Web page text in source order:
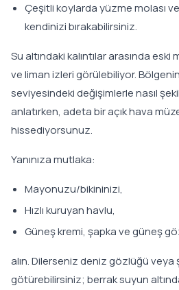
Çeşitli koylarda yüzme molası
kendinizi bırakabilirsiniz.
Su altındaki kalıntılar arasında
ve liman izleri görülebiliyor.
seviyesindeki değişimlerle nasıl
anlatırken, adeta bir açık hava
hissediyorsunuz.
Yanınıza mutlaka:
Mayonuzu/bikininizi,
Hızlı kuruyan havlu,
Güneş kremi, şapka ve güneş
alın. Dilerseniz deniz gözlüğü veya
götürebilirsiniz; berrak suyun